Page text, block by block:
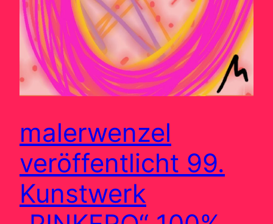
malerwenzel
veröffentlicht 99.
Kunstwerk